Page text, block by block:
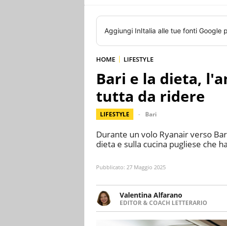
Aggiungi InItalia alle tue fonti Google
HOME LIFESTYLE
Bari e la dieta,
tutta da ridere
LIFESTYLE Bari
Durante un volo Ryanair verso
dieta e sulla cucina pugliese che
Pubblicato: 27 Maggio 2025
Valentina Alfarano
EDITOR & COACH LETTERARIO
Lavorare con le storie è la mia
lavoro come editor di narrativa